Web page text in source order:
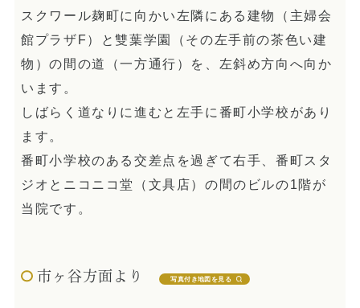
スクワール麹町に向かい左隣にある建物（主婦会
館プラザF）と雙葉学園（その左手前の茶色い建
物）の間の道（一方通行）を、左斜め方向へ向か
います。
しばらく道なりに進むと左手に番町小学校があり
ます。
番町小学校のある交差点を過ぎて右手、番町スタ
ジオとニコニコ堂（文具店）の間のビルの1階が
当院です。
市ヶ谷方面より 写真付き地図を見る